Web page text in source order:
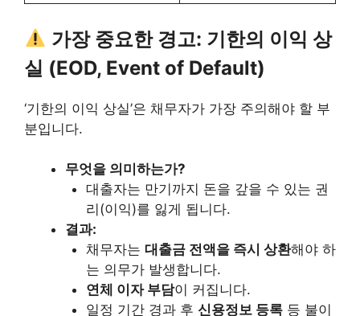
가장 중요한 경고: 기한의 이익 상
실 (EOD, Event of Default)
‘기한의 이익 상실’은 채무자가 가장 주의해야 할 부
분입니다.
무엇을 의미하는가?
대출자는 만기까지 돈을 갚을 수 있는 권
리(이익)를 잃게 됩니다.
결과:
채무자는 대출금 전액을 즉시 상환해야 하
는 의무가 발생합니다.
연체 이자 부담이 커집니다.
일정 기간 경과 후 신용정보 등록등 불이